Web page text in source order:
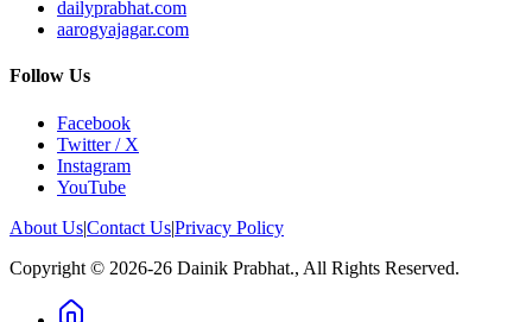
dailyprabhat.com
aarogyajagar.com
Follow Us
Facebook
Twitter / X
Instagram
YouTube
About Us|Contact Us|Privacy Policy
Copyright © 2026-26 Dainik Prabhat., All Rights Reserved.